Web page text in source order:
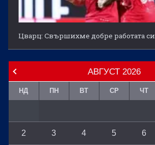
Цварц: Свършихме добре работата си
АВГУСТ 2026
НД ПН ВТ СР ЧТ
2 3 4 5 6